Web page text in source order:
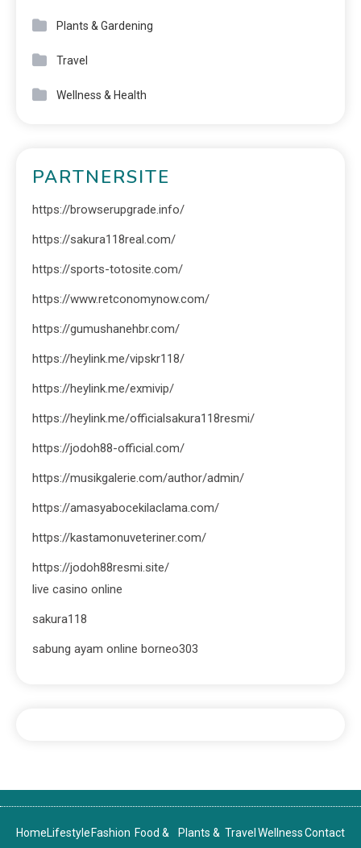
Plants & Gardening
Travel
Wellness & Health
PARTNERSITE
https://browserupgrade.info/
https://sakura118real.com/
https://sports-totosite.com/
https://www.retconomynow.com/
https://gumushanehbr.com/
https://heylink.me/vipskr118/
https://heylink.me/exmivip/
https://heylink.me/officialsakura118resmi/
https://jodoh88-official.com/
https://musikgalerie.com/author/admin/
https://amasyabocekilaclama.com/
https://kastamonuveteriner.com/
https://jodoh88resmi.site/
live casino online
sakura118
sabung ayam online borneo303
HomeLifestyle Fashion Food &
Plants & Travel WellnessContact